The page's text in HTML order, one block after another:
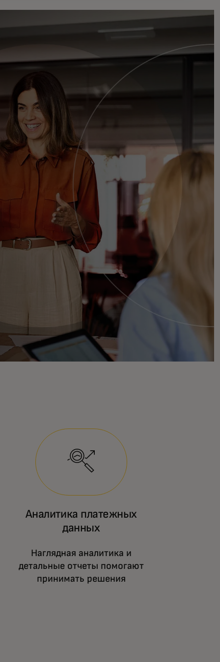
Аналитика платежных
данных
Наглядная аналитика и
детальные отчеты помогают
принимать решения